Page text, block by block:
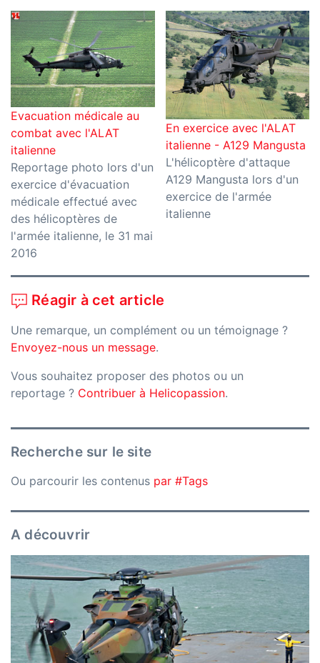
Evacuation médicale au
combat avec l'ALAT
italienne
Reportage photo lors d'un
exercice d'évacuation
médicale effectué avec
des hélicoptères de
l'armée italienne, le 31 mai
2016
En exercice avec l'ALAT
italienne - A129 Mangusta
L'hélicoptère d'attaque
A129 Mangusta lors d'un
exercice de l'armée
italienne
Réagir à cet article
Une remarque, un complément ou un témoignage ?
Envoyez-nous un message.
Vous souhaitez proposer des photos ou un
reportage ? Contribuer à Helicopassion.
Recherche sur le site
Ou parcourir les contenus par #Tags
A découvrir